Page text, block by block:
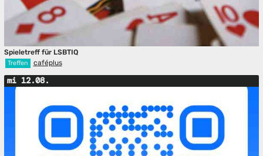
Spieletreff für LSBTIQ
Treffen caféplus
mi 12.08.